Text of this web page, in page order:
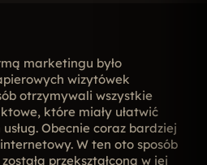
marketingu było
wizytówek
otrzymywali wszystkie
które miały ułatwić
Obecnie coraz bardziej
W ten oto sposób
przekształcona w jej